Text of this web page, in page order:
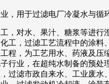
，用于过滤电厂冷凝水与循
，对水、果汁、糖浆等进行
工，过滤工艺流程中的涂料
程，为工艺用水、药液及压
行业，在超纯水制备的预处
过滤市政自来水、工业废水